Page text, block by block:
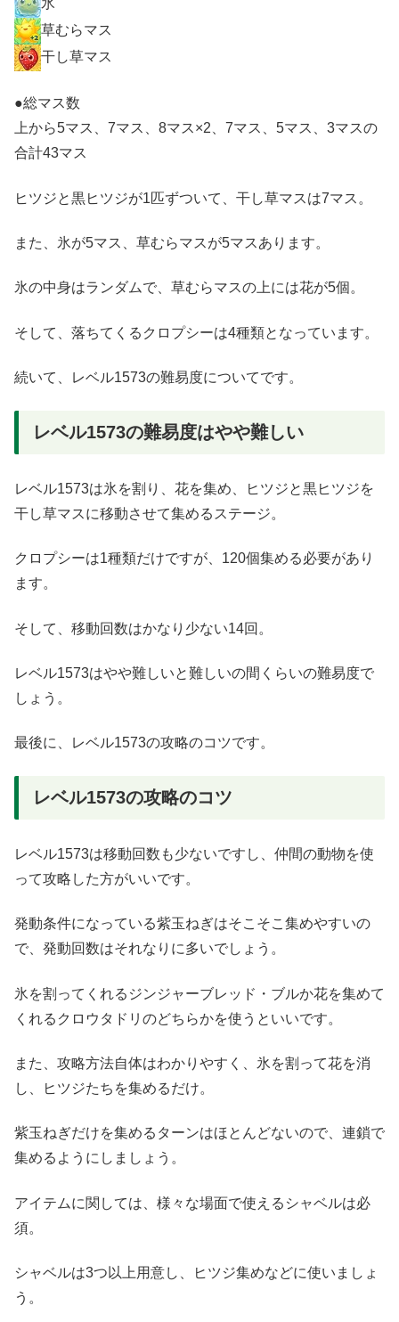
氷
草むらマス
干し草マス
●総マス数
上から5マス、7マス、8マス×2、7マス、5マス、3マスの
合計43マス
ヒツジと黒ヒツジが1匹ずついて、干し草マスは7マス。
また、氷が5マス、草むらマスが5マスあります。
氷の中身はランダムで、草むらマスの上には花が5個。
そして、落ちてくるクロプシーは4種類となっています。
続いて、レベル1573の難易度についてです。
レベル1573の難易度はやや難しい
レベル1573は氷を割り、花を集め、ヒツジと黒ヒツジを
干し草マスに移動させて集めるステージ。
クロプシーは1種類だけですが、120個集める必要があり
ます。
そして、移動回数はかなり少ない14回。
レベル1573はやや難しいと難しいの間くらいの難易度で
しょう。
最後に、レベル1573の攻略のコツです。
レベル1573の攻略のコツ
レベル1573は移動回数も少ないですし、仲間の動物を使
って攻略した方がいいです。
発動条件になっている紫玉ねぎはそこそこ集めやすいの
で、発動回数はそれなりに多いでしょう。
氷を割ってくれるジンジャーブレッド・ブルか花を集めて
くれるクロウタドリのどちらかを使うといいです。
また、攻略方法自体はわかりやすく、氷を割って花を消
し、ヒツジたちを集めるだけ。
紫玉ねぎだけを集めるターンはほとんどないので、連鎖で
集めるようにしましょう。
アイテムに関しては、様々な場面で使えるシャベルは必
須。
シャベルは3つ以上用意し、ヒツジ集めなどに使いましょ
う。